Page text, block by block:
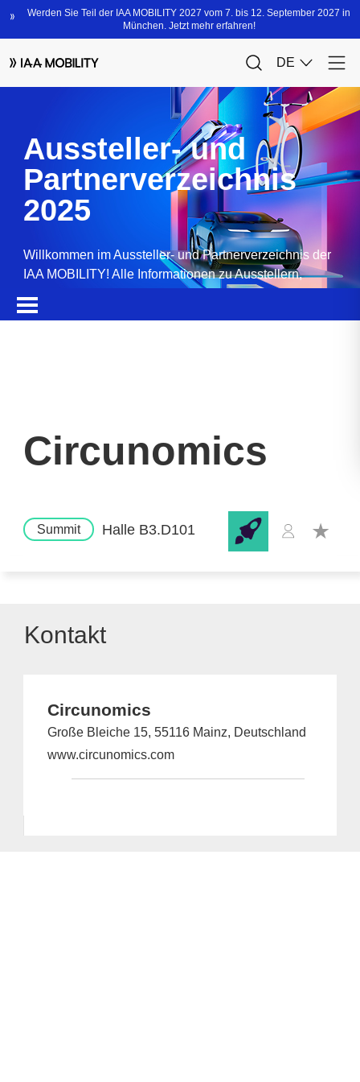
Aussteller- und
Partnerverzeichnis
2025
Willkommen im Aussteller- und Partnerverzeichnis der
IAA MOBILITY! Alle Informationen zu Ausstellern,
Circunomics
Summit Halle B3.D101
Kontakt
Circunomics
Große Bleiche 15, 55116 Mainz, Deutschland
www.circunomics.com